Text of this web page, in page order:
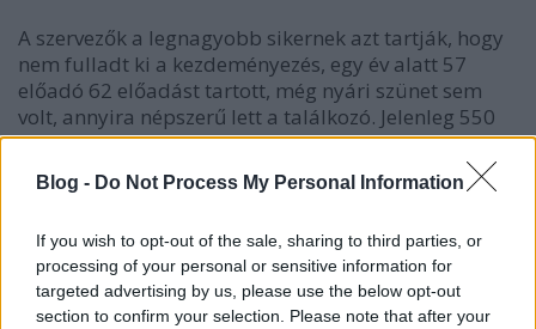
Blog - Do Not Process My Personal Information
If you wish to opt-out of the sale, sharing to third parties, or
processing of your personal or sensitive information for
targeted advertising by us, please use the below opt-out
section to confirm your selection. Please note that after your
A szervezők a legnagyobb sikernek azt tartják, hogy
nem fulladt ki a kezdeményezés, egy év alatt 57
előadó 62 előadást tartott, még nyári szünet sem
volt, annyira népszerű lett a találkozó. Jelenleg 550
regsztrált meetupos van. A cél pedig, hogy ez az
érdeklődés megmaradjon. Színesítenék is az
előadások tartalmi körét a programozáshoz nem
De térjünk vissza a holnapi meetupra, nézzük,
milyenelőadásokathallgathatunk meg.